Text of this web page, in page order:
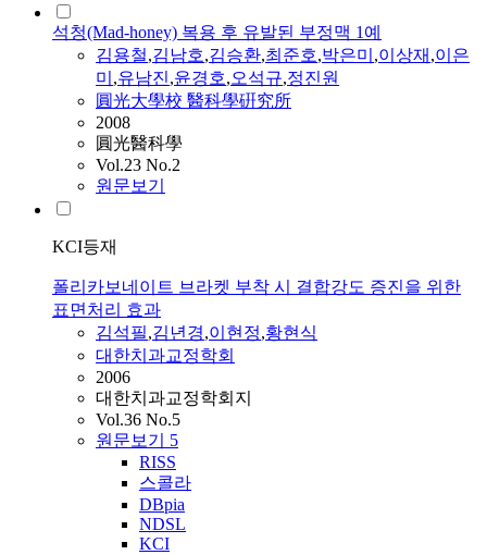
석청(Mad-honey) 복용 후 유발된 부정맥 1예
김용철,김남호,김승환,최준호,박은미 ,이상재 ,이은
미 ,유남진,윤경호,오석규,정진원
圓光大學校 醫科學硏究所
2008
圓光醫科學
Vol.23 No.2
원문보기
KCI등재
폴리카보네이트 브라켓 부착 시 결합강도 증진을 위한
표면처리 효과
김석필,김년경,이현정,황현식
대한치과교정학회
2006
대한치과교정학회지
Vol.36 No.5
원문보기 5
RISS
스콜라
DBpia
NDSL
KCI